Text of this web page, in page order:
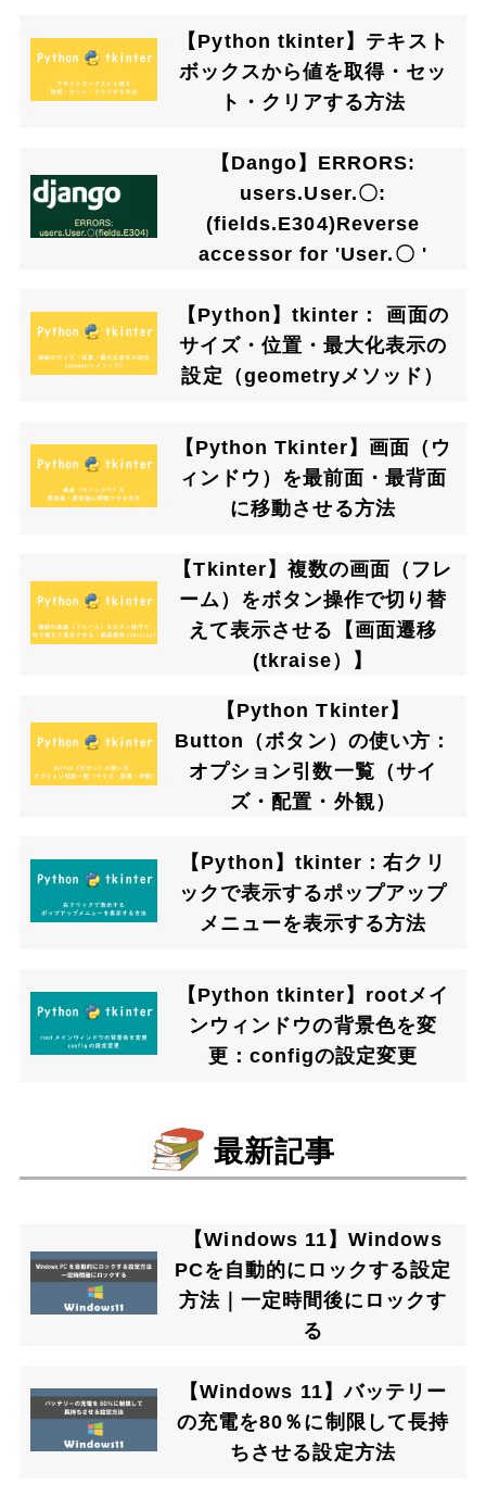
【Python tkinter】テキスト
ボックスから値を取得・セッ
ト・クリアする方法
【Dango】ERRORS:
users.User.〇:
(fields.E304)Reverse
accessor for 'User.〇 '
【Python】tkinter： 画面の
サイズ・位置・最大化表示の
設定（geometryメソッド）
【Python Tkinter】画面（ウ
ィンドウ）を最前面・最背面
に移動させる方法
【Tkinter】複数の画面（フレ
ーム）をボタン操作で切り替
えて表示させる【画面遷移
(tkraise）】
【Python Tkinter】
Button（ボタン）の使い方：
オプション引数一覧（サイ
ズ・配置・外観）
【Python】tkinter：右クリ
ックで表示するポップアップ
メニューを表示する方法
【Python tkinter】rootメイ
ンウィンドウの背景色を変
更：configの設定変更
最新記事
【Windows 11】Windows
PCを自動的にロックする設定
方法｜一定時間後にロックす
る
【Windows 11】バッテリー
の充電を80％に制限して長持
ちさせる設定方法